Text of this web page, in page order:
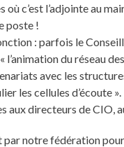
c’est l’adjointe au
poste !
: parfois le
du réseau
avec les
les cellules d’écoute
aux directeurs de CIO,
par notre fédération